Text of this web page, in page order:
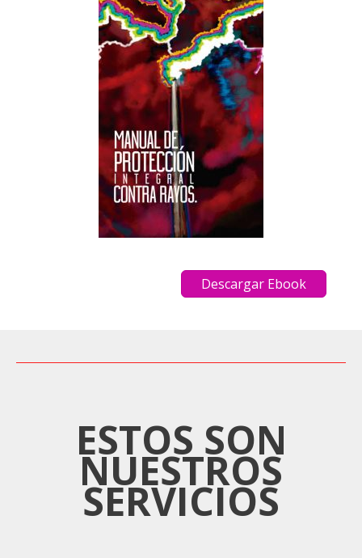
Descargar Ebook
ESTOS SON
NUESTROS
SERVICIOS